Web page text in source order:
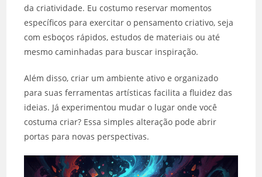
da criatividade. Eu costumo reservar momentos
específicos para exercitar o pensamento criativo, seja
com esboços rápidos, estudos de materiais ou até
mesmo caminhadas para buscar inspiração.
Além disso, criar um ambiente ativo e organizado
para suas ferramentas artísticas facilita a fluidez das
ideias. Já experimentou mudar o lugar onde você
costuma criar? Essa simples alteração pode abrir
portas para novas perspectivas.